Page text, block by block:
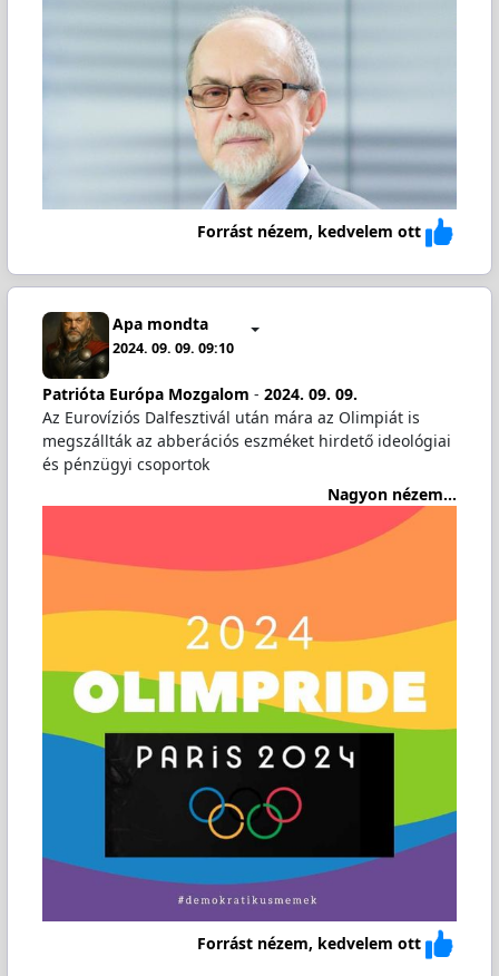
Forrást nézem, kedvelem ott
Apa mondta
2024. 09. 09. 09:10
Patrióta Európa Mozgalom - 2024. 09. 09.
Az Eurovíziós Dalfesztivál után mára az Olimpiát is
megszállták az abberációs eszméket hirdető ideológiai
és pénzügyi csoportok
Nagyon nézem...
Forrást nézem, kedvelem ott